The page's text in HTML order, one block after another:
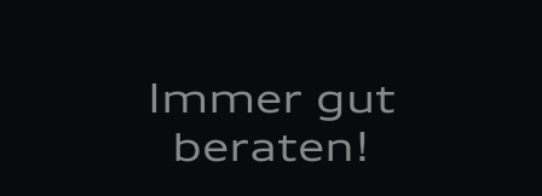
Immer gut
beraten!